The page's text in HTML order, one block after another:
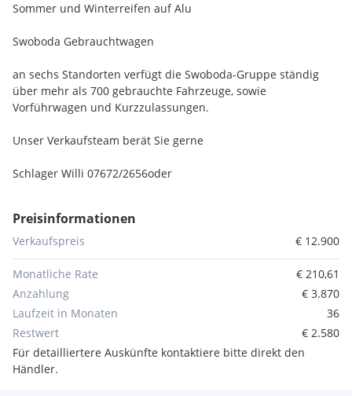
Sommer und Winterreifen auf Alu
Swoboda Gebrauchtwagen
an sechs Standorten verfügt die Swoboda-Gruppe ständig
über mehr als 700 gebrauchte Fahrzeuge, sowie
Vorführwagen und Kurzzulassungen.
Unser Verkaufsteam berät Sie gerne
Schlager Willi 07672/2656oder
Beschreibungsfehler.
Serienausstattungen:
Dieselpartikelfilter
Bremsassistent
Seitenaufprallschutz
Drehzahlmesser
Gepäckraumabdeckung
Fußraumbeleuchtung vorne
Befestigungshaken
Preisinformationen
Verkaufspreis € 12.900
Monatliche Rate
€ 210,61
Anzahlung
€ 3.870
Laufzeit in Monaten
36
Restwert
€ 2.580
Für detailliertere Auskünfte kontaktiere bitte direkt den
Händler.